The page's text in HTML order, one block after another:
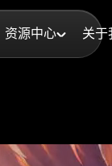
资源中心 关于